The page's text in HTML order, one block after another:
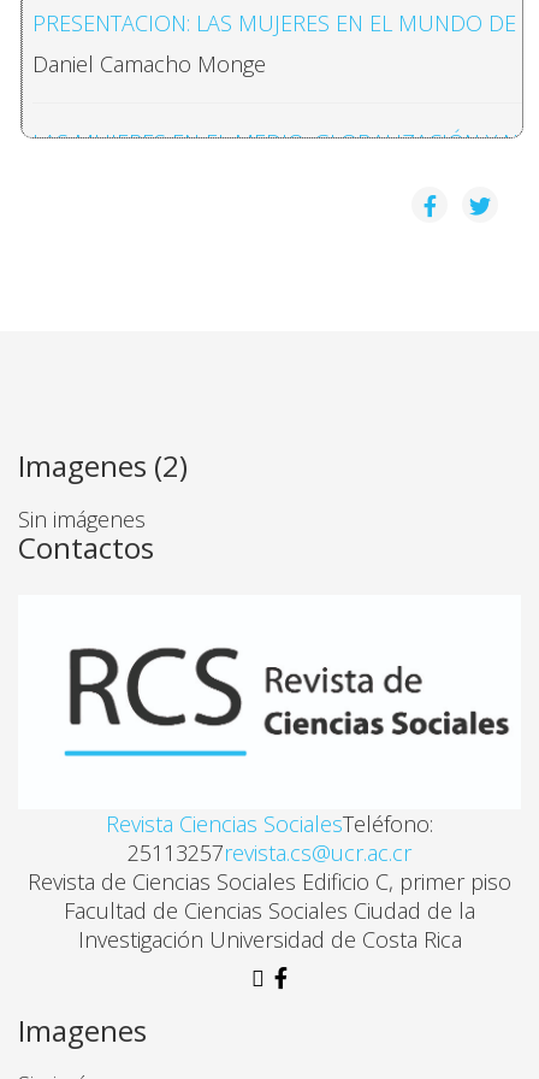
PRESENTACION: LAS MUJERES EN EL MUNDO DE
Daniel Camacho Monge
LAS MUJERES EN EL MEDIO: GLOBALIZACIÓN Y
Roberto Ayala Saavedra
Carolina Bolaños Cubero
LOS MONÓLOGOS DE LA VAGINA Y HOMBRES EN
SALUD DE LAS MUJERES DE MEDIANA EDAD:
Mayra Achío Tacsan
CLIMATERIO Y MENOPAUSIA, UNA MIRADA DE
Imagenes (2)
Sin imágenes
Contactos
Revista Ciencias SocialesTeléfono:
25113257revista.cs@ucr.ac.cr
Revista de Ciencias Sociales Edificio C, primer piso
Facultad de Ciencias Sociales Ciudad de la
Investigación Universidad de Costa Rica
Imagenes